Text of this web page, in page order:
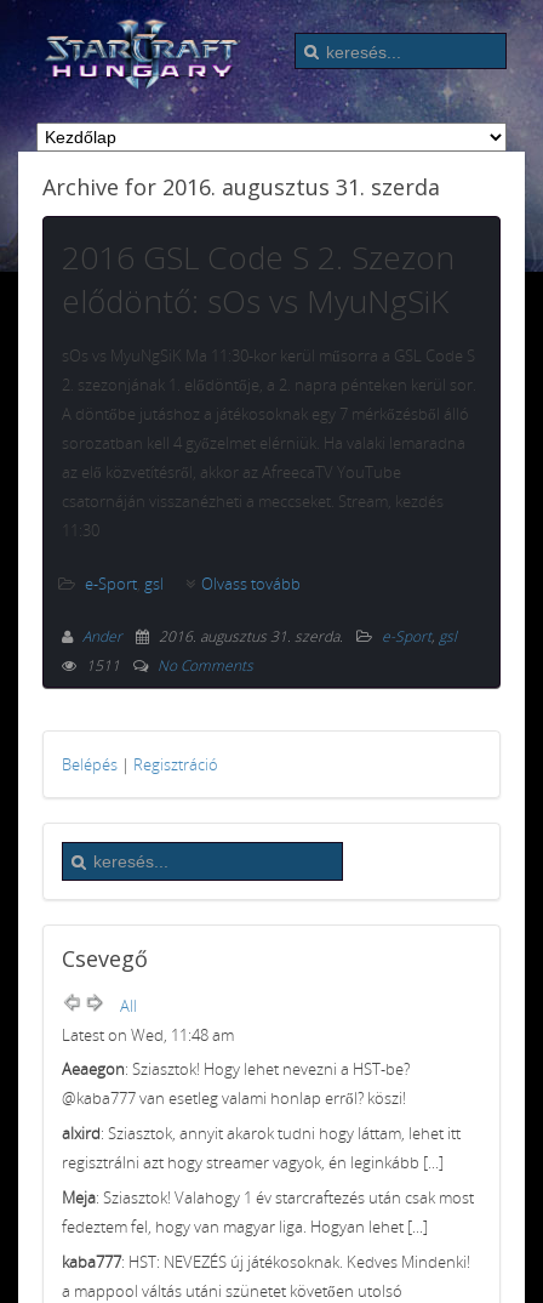
Archive for 2016. augusztus 31. szerda
2016 GSL Code S 2. Szezon
elődöntő: sOs vs MyuNgSiK
sOs vs MyuNgSiK Ma 11:30-kor kerül műsorra a GSL Code S
2. szezonjának 1. elődöntője, a 2. napra pénteken kerül sor.
A döntőbe jutáshoz a játékosoknak egy 7 mérkőzésből álló
sorozatban kell 4 győzelmet elérniük. Ha valaki lemaradna
az elő közvetítésről, akkor az AfreecaTV YouTube
csatornáján visszanézheti a meccseket. Stream, kezdés
11:30
e-Sport, gsl Olvass tovább
Ander 2016. augusztus 31. szerda. e-Sport, gsl
1511
No Comments
Belépés | Regisztráció
Csevegő
All
Latest on Wed, 11:48 am
Aeaegon: Sziasztok! Hogy lehet nevezni a HST-be?
@kaba777 van esetleg valami honlap erről? köszi!
alxird: Sziasztok, annyit akarok tudni hogy láttam, lehet itt
regisztrálni azt hogy streamer vagyok, én leginkább [...]
Meja: Sziasztok! Valahogy 1 év starcraftezés után csak most
fedeztem fel, hogy van magyar liga. Hogyan lehet [...]
kaba777: HST: NEVEZÉS új játékosoknak. Kedves Mindenki!
a mappool váltás utáni szünetet követően utolsó